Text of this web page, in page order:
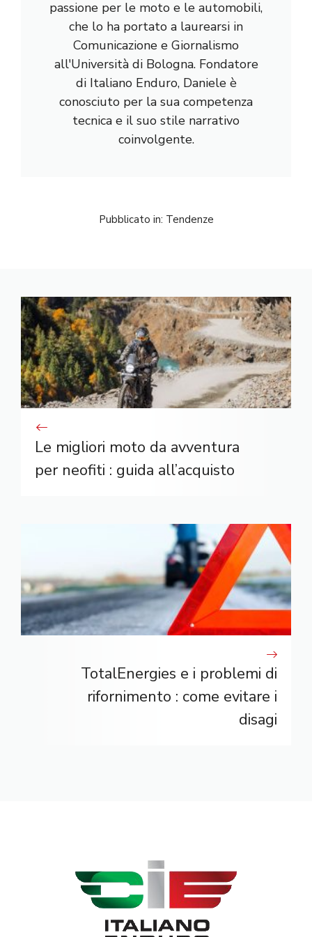
passione per le moto e le automobili,
che lo ha portato a laurearsi in
Comunicazione e Giornalismo
all'Università di Bologna. Fondatore
di Italiano Enduro, Daniele è
conosciuto per la sua competenza
tecnica e il suo stile narrativo
coinvolgente.
Pubblicato in: Tendenze
Le migliori moto da avventura
per neofiti : guida all’acquisto
TotalEnergies e i problemi di
rifornimento : come evitare i
disagi